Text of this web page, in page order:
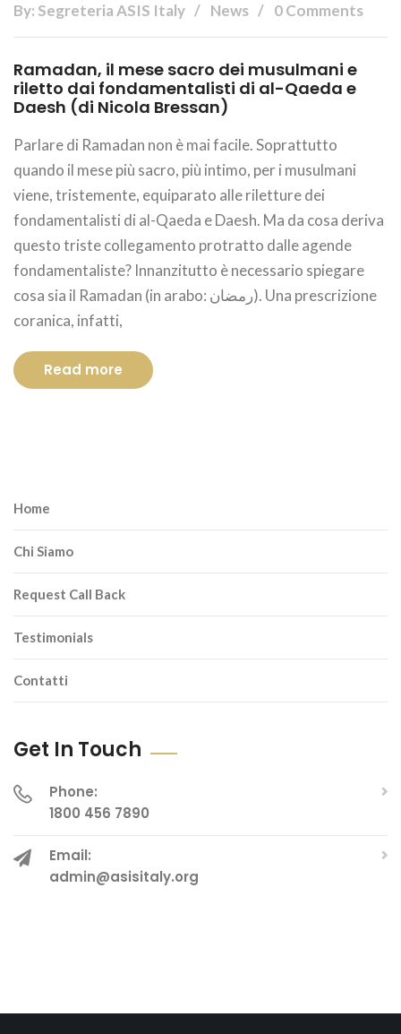
By: Segreteria ASIS Italy News 0 Comments
Ramadan, il mese sacro dei musulmani e
riletto dai fondamentalisti di al-Qaeda e
Daesh (di Nicola Bressan)
Parlare di Ramadan non è mai facile. Soprattutto
quando il mese più sacro, più intimo, per i musulmani
viene, tristemente, equiparato alle riletture dei
fondamentalisti di al-Qaeda e Daesh. Ma da cosa deriva
questo triste collegamento protratto dalle agende
fondamentaliste? Innanzitutto è necessario spiegare
cosa sia il Ramadan (in arabo: رمضان). Una prescrizione
coranica, infatti,
Read more
Home
Chi Siamo
Request Call Back
Testimonials
Contatti
Get In Touch
Phone:
1800 456 7890
Email:
admin@asisitaly.org